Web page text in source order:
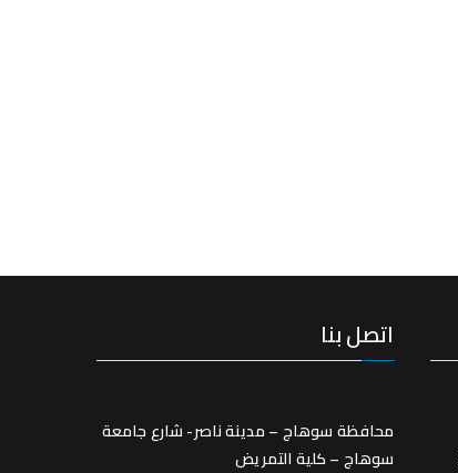
اتصل بنا
محافظة سوهاج – مدينة ناصر- شارع جامعة
سوهاج – كلية التمريض